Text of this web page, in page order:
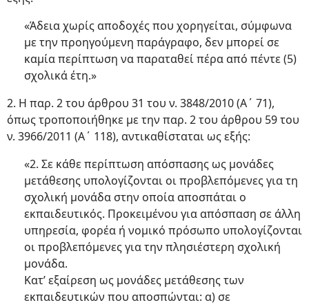
«Άδεια χωρίς αποδοχές που χορηγείται, σύμφωνα
με την προηγούμενη παράγραφο, δεν μπορεί σε
καμία περίπτωση να παραταθεί πέρα από πέντε (5)
σχολικά έτη.»
2. Η παρ. 2 του άρθρου 31 του ν. 3848/2010 (Α΄ 71),
όπως τροποποιήθηκε με την παρ. 2 του άρθρου 59 του
ν. 3966/2011 (Α΄ 118), αντικαθίσταται ως εξής:
«2. Σε κάθε περίπτωση απόσπασης ως μονάδες
μετάθεσης υπολογίζονται οι προβλεπόμενες για τη
σχολική μονάδα στην οποία αποσπάται ο
εκπαιδευτικός. Προκειμένου για απόσπαση σε άλλη
υπηρεσία, φορέα ή νομικό πρόσωπο υπολογίζονται
οι προβλεπόμενες για την πλησιέστερη σχολική
μονάδα.
Κατ’ εξαίρεση ως μονάδες μετάθεσης των
εκπαιδευτικών που αποσπώνται: α) σε